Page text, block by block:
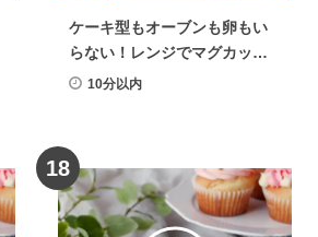
ケーキ型もオーブンも卵もい
らない！レンジでマグカップ
ケーキ
10分以内
18